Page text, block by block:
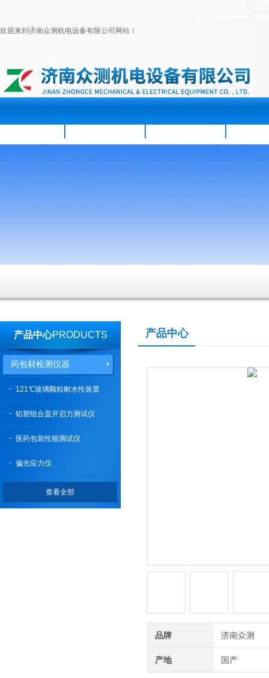
欢迎来到济南众测机电设备有限公司网站！
产品中心PRODUCTS
药包材检测仪器
121℃玻璃颗粒耐水性装置
铝塑组合盖开启力测试仪
医药包装性能测试仪
偏光应力仪
查看全部
产品中心
品牌 济南众测
产地 国产